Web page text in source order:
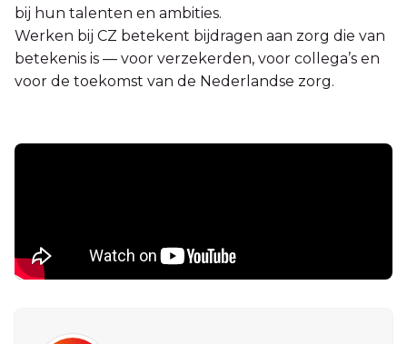
bij hun talenten en ambities.
Werken bij CZ betekent bijdragen aan zorg die van
betekenis is — voor verzekerden, voor collega’s en
voor de toekomst van de Nederlandse zorg.